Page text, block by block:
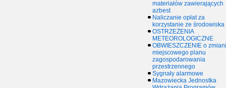
materiałów zawierających
azbest
Naliczanie opłat za
korzystanie ze środowiska
OSTRZEŻENIA
METEOROLOGICZNE
OBWIESZCZENIE o
miejscowego planu
zagospodarowania
przestrzennego
Sygnały alarmowe
Mazowiecka Jednostka